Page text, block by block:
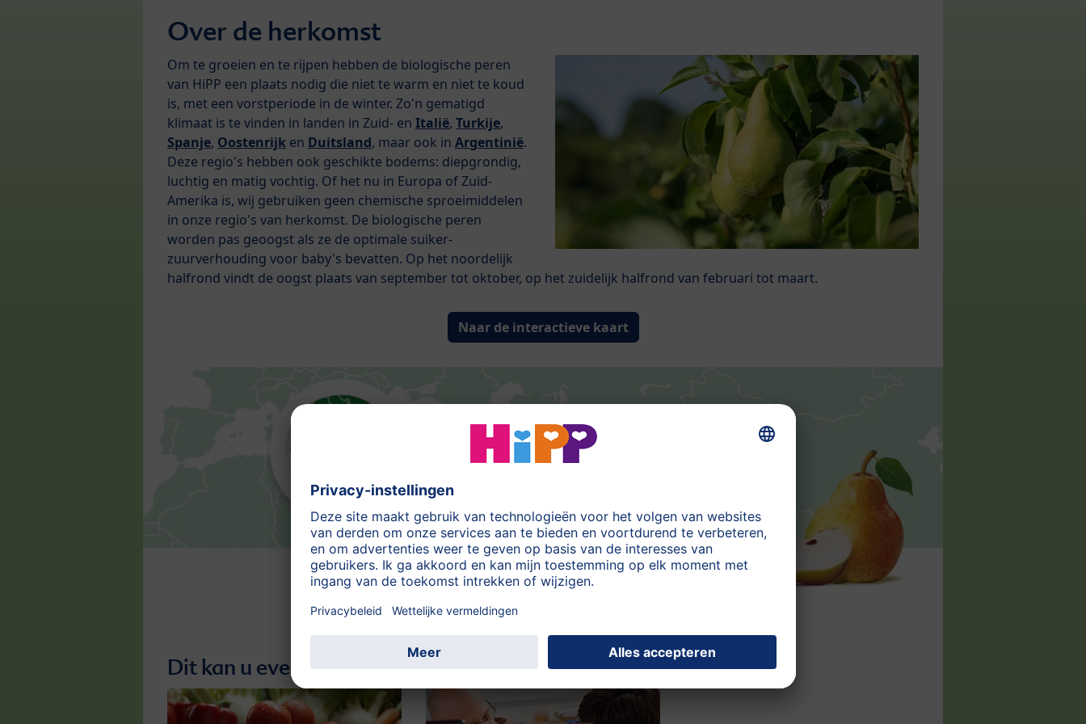
Over de herkomst
Om te groeien en te rijpen hebben de biologische peren
van HiPP een plaats nodig die niet te warm en niet te koud
is, met een vorstperiode in de winter. Zo'n gematigd
klimaat is te vinden in landen in Zuid- en Italië, Turkije,
Spanje, Oostenrijk en Duitsland, maar ook in Argentinië.
Deze regio's hebben ook geschikte bodems: diepgrondig,
luchtig en matig vochtig. Of het nu in Europa of Zuid-
Amerika is, wij gebruiken geen chemische sproeimiddelen
in onze regio's van herkomst. De biologische peren
worden pas geoogst als ze de optimale suiker-
zuurverhouding voor baby's bevatten. Op het noordelijk
halfrond vindt de oogst plaats van september tot oktober, op het zuidelijk halfrond van februari tot maart.
Naar de interactieve kaart
Dit kan u eveneens interesseren: